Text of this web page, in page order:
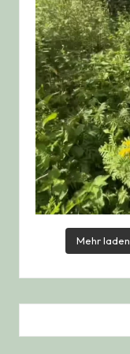
Mehr laden